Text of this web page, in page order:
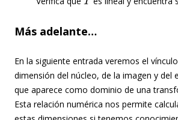
Más adelante…
En la siguiente entrada veremos el
dimensión del núcleo, de la imagen y del
que aparece como dominio de una
Esta relación numérica nos permite